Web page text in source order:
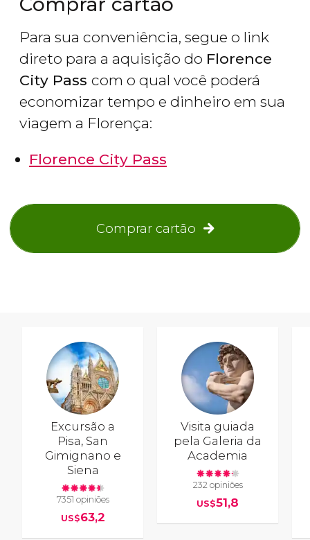
Para sua conveniência, segue o link
direto para a aquisição do Florence
City Pass com o qual você poderá
economizar tempo e dinheiro em sua
viagem a Florença:
Florence City Pass
Comprar cartão
Excursão a
Pisa, San
Gimignano e
Siena
7351 opiniões
US$63,2
Visita guiada
pela Galeria da
Academia
232 opiniões
US$51,8